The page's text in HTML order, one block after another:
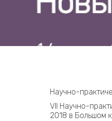
Научно-
VII Научно-
2018 в Большом